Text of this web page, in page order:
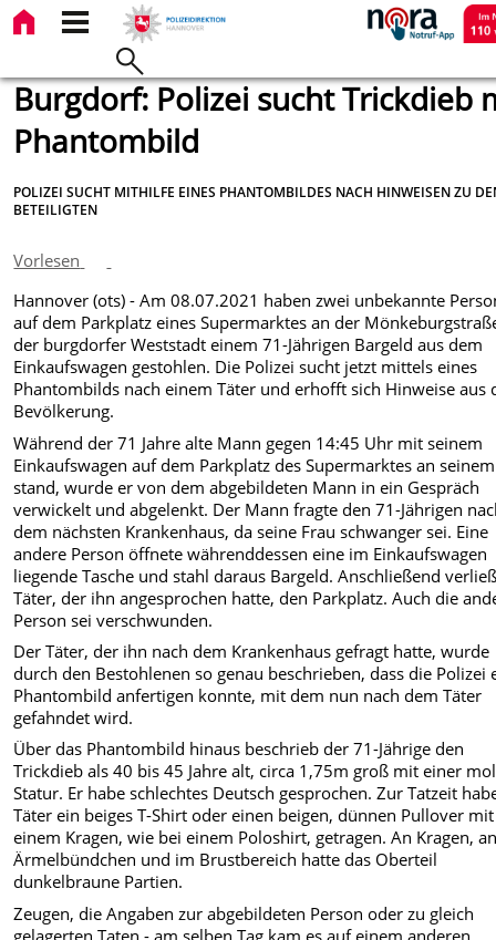
Burgdorf: Polizei sucht Trickdieb
Phantombild
POLIZEI SUCHT MITHILFE EINES PHANTOMBILDES NACH HINWEISEN ZU
BETEILIGTEN
Vorlesen
Hannover (ots) - Am 08.07.2021 haben zwei unbekannte
auf dem Parkplatz eines Supermarktes an der
der burgdorfer Weststadt einem 71-Jährigen Bargeld aus dem
Einkaufswagen gestohlen. Die Polizei sucht jetzt mittels eines
Phantombilds nach einem Täter und erhofft sich Hinweise aus
Bevölkerung.
Während der 71 Jahre alte Mann gegen 14:45 Uhr mit seinem
Einkaufswagen auf dem Parkplatz des Supermarktes an
stand, wurde er von dem abgebildeten Mann in ein Gespräch
verwickelt und abgelenkt. Der Mann fragte den 71-Jährigen
dem nächsten Krankenhaus, da seine Frau schwanger sei. Eine
andere Person öffnete währenddessen eine im Einkaufswagen
liegende Tasche und stahl daraus Bargeld. Anschließend
Täter, der ihn angesprochen hatte, den Parkplatz. Auch die
Person sei verschwunden.
Der Täter, der ihn nach dem Krankenhaus gefragt hatte, wurde
durch den Bestohlenen so genau beschrieben, dass die Polizei
Phantombild anfertigen konnte, mit dem nun nach dem Täter
gefahndet wird.
Über das Phantombild hinaus beschrieb der 71-Jährige den
Trickdieb als 40 bis 45 Jahre alt, circa 1,75m groß mit einer
Statur. Er habe schlechtes Deutsch gesprochen. Zur Tatzeit
Täter ein beiges T-Shirt oder einen beigen, dünnen Pullover mit
einem Kragen, wie bei einem Poloshirt, getragen. An Kragen,
Ärmelbündchen und im Brustbereich hatte das Oberteil
dunkelbraune Partien.
Zeugen, die Angaben zur abgebildeten Person oder zu gleich
gelagerten Taten - am selben Tag kam es auf einem anderen